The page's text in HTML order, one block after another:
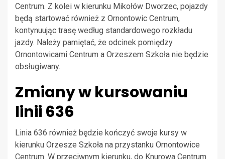
Centrum. Z kolei w kierunku Mikołów Dworzec, pojazdy
będą startować również z Ornontowic Centrum,
kontynuując trasę według standardowego rozkładu
jazdy. Należy pamiętać, że odcinek pomiędzy
Ornontowicami Centrum a Orzeszem Szkoła nie będzie
obsługiwany.
Zmiany w kursowaniu
linii 636
Linia 636 również będzie kończyć swoje kursy w
kierunku Orzesze Szkoła na przystanku Ornontowice
Centrum. W przeciwnym kierunku, do Knurowa Centrum